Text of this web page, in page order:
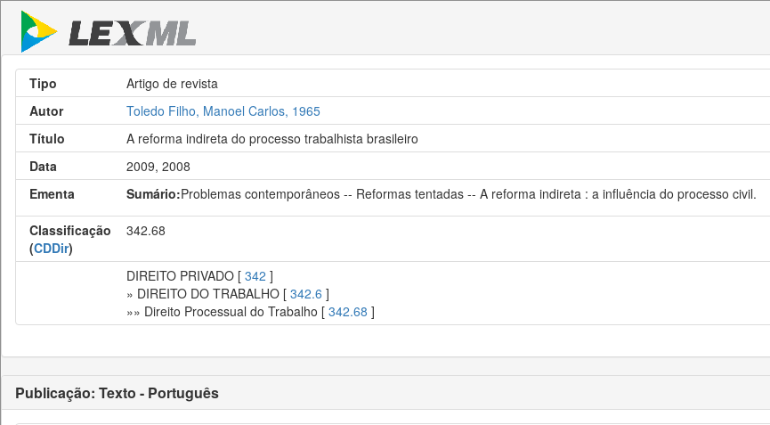
Tipo
Artigo de revista
Autor
Toledo Filho, Manoel Carlos, 1965
Título
A reforma indireta do processo trabalhista brasileiro
Data
2009, 2008
Ementa
Sumário:Problemas contemporâneos -- Reformas tentadas -- A reforma indireta : a influência do processo civil.
Classificação
(CDDir)
342.68
DIREITO PRIVADO [ 342 ]
» DIREITO DO TRABALHO [ 342.6 ]
»» Direito Processual do Trabalho [ 342.68 ]
Publicação: Texto - Português